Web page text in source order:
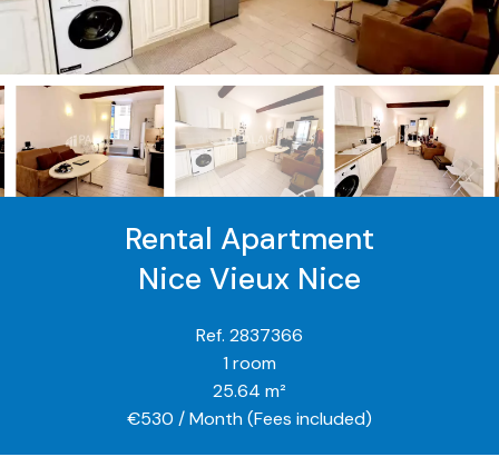
Rental Apartment
Nice Vieux Nice
Ref. 2837366
1 room
25.64 m²
€530 / Month (Fees included)